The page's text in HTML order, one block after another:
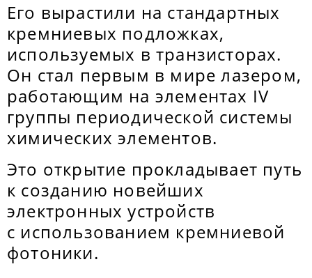
Его вырастили на стандартных
кремниевых подложках,
используемых в транзисторах.
Он стал первым в мире лазером,
работающим на элементах IV
группы периодической системы
химических элементов.
Это открытие прокладывает путь
к созданию новейших
электронных устройств
с использованием кремниевой
фотоники.